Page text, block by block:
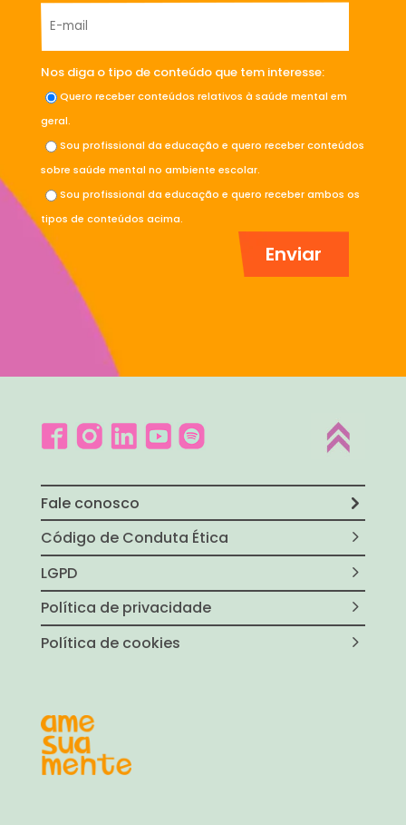
Nos diga o tipo de conteúdo que tem interesse:
Quero receber conteúdos relativos à saúde mental em
geral.
Sou profissional da educação e quero receber conteúdos
sobre saúde mental no ambiente escolar.
Sou profissional da educação e quero receber ambos os
tipos de conteúdos acima.
Fale conosco
Código de Conduta Ética
LGPD
Política de privacidade
Política de cookies